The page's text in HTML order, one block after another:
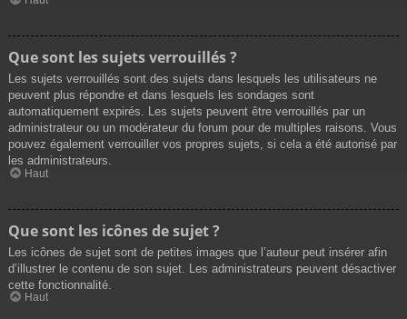
Que sont les sujets verrouillés ?
Les sujets verrouillés sont des sujets dans lesquels les utilisateurs ne
peuvent plus répondre et dans lesquels les sondages sont
automatiquement expirés. Les sujets peuvent être verrouillés par un
administrateur ou un modérateur du forum pour de multiples raisons. Vous
pouvez également verrouiller vos propres sujets, si cela a été autorisé par
les administrateurs.
Haut
Que sont les icônes de sujet ?
Les icônes de sujet sont de petites images que l’auteur peut insérer afin
d’illustrer le contenu de son sujet. Les administrateurs peuvent désactiver
cette fonctionnalité.
Haut